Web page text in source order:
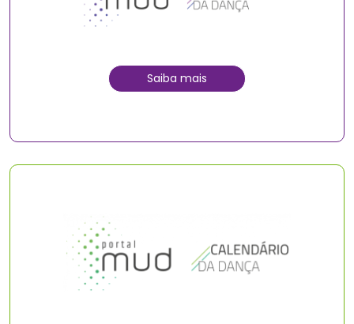
Saiba mais